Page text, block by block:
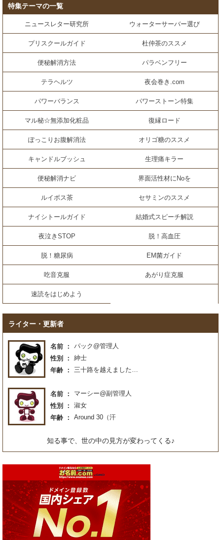
特集テーマの一覧
ニュースレター研究所 ウォーターサーバー選び
プリスクールガイド 杜仲茶のススメ
便秘解消方法 パラベンフリー
テラヘルツ 夜会巻き.com
パワーバランス パワーストーン特集
マル秘☆無添加化粧品 復縁ロード
ぽっこりお腹解消法 オリゴ糖のススメ
キャンドルブッシュ 生理痛キラー
便秘解消ナビ 界面活性材にNoを
ルイボス茶 セサミンのススメ
ナイシトールガイド 結婚式スピーチ解説
夜泣きSTOP 脱！高血圧
脱！糖尿病 EM菌ガイド
吃音克服 あがり症克服
速読をはじめよう
ライター・更新者
名前
パック@管理人
性別
紳士
年齢
三十路を越えました…
名前
マーシー@副管理人
性別
淑女
年齢
Around 30（汗
知る事で、世の中の見方が変わってくる♪